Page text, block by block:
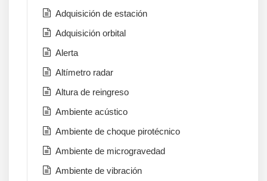
Adquisición de estación
Adquisición orbital
Alerta
Altímetro radar
Altura de reingreso
Ambiente acústico
Ambiente de choque pirotécnico
Ambiente de microgravedad
Ambiente de vibración